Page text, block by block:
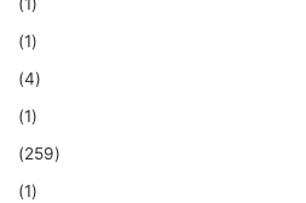
(1)
(4)
(1)
(259)
(1)